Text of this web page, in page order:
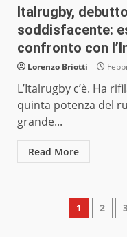
Italrugby,
soddisfacente:
confronto con
Lorenzo Briotti
L’Italrugby c’è. Ha
quinta potenza del
grande...
Read More
1 2